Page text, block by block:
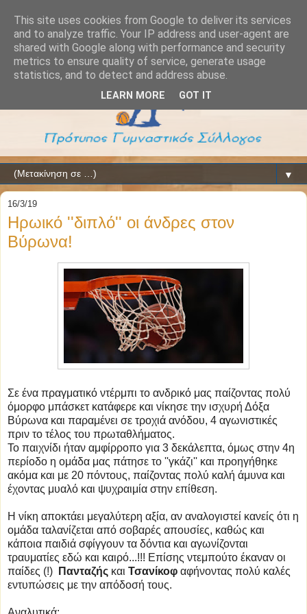
▼
16/3/19
Ηρωικό ''διπλό'' οι άνδρες στον
Βύρωνα!
Σε ένα πραγματικό ντέρμπι το ανδρικό μας παίζοντας πολύ
όμορφο μπάσκετ κατάφερε και νίκησε την ισχυρή Δόξα
Βύρωνα και παραμένει σε τροχιά ανόδου, 4 αγωνιστικές
πριν το τέλος του πρωταθλήματος.
Το παιχνίδι ήταν αμφίρροπο για 3 δεκάλεπτα, όμως στην 4η
περίοδο η ομάδα μας πάτησε το ''γκάζι'' και προηγήθηκε
ακόμα και με 20 πόντους, παίζοντας πολύ καλή άμυνα και
έχοντας μυαλό και ψυχραιμία στην επίθεση.
Η νίκη αποκτάει μεγαλύτερη αξία, αν αναλογιστεί κανείς ότι η
ομάδα ταλανίζεται από σοβαρές απουσίες, καθώς και
κάποια παιδιά σφίγγουν τα δόντια και αγωνίζονται
τραυματίες εδώ και καιρό...!!! Επίσης ντεμπούτο έκαναν οι
παίδες (!)
Πανταζής και Τσανίκοφ αφήνοντας πολύ καλές
εντυπώσεις με την απόδοσή τους.
This site uses cookies from Google to deliver its services
and to analyze traffic. Your IP address and user-agent are
shared with Google along with performance and security
metrics to ensure quality of service, generate usage
statistics, and to detect and address abuse.
LEARN MORE GOT IT